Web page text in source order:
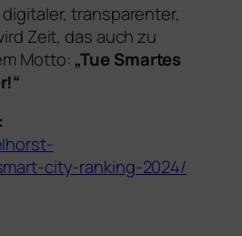
transparenter,
Zeit, das auch zu
Motto:„Tue Smartes
city-ranking-2024/